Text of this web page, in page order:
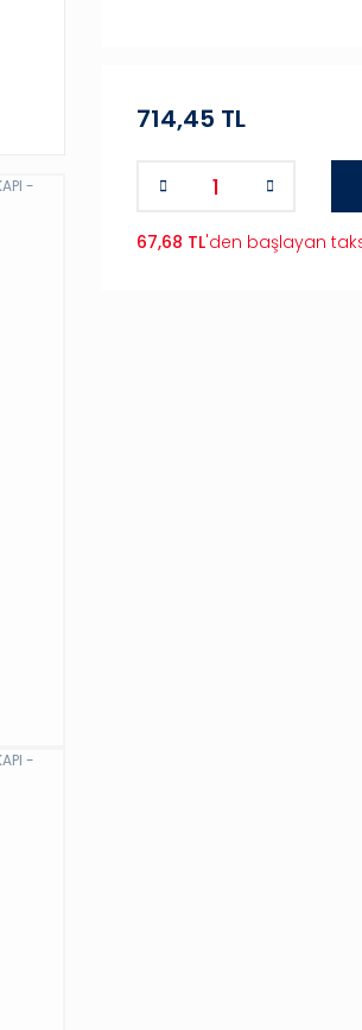
714,45 TL
67,68 TL'den başlayan